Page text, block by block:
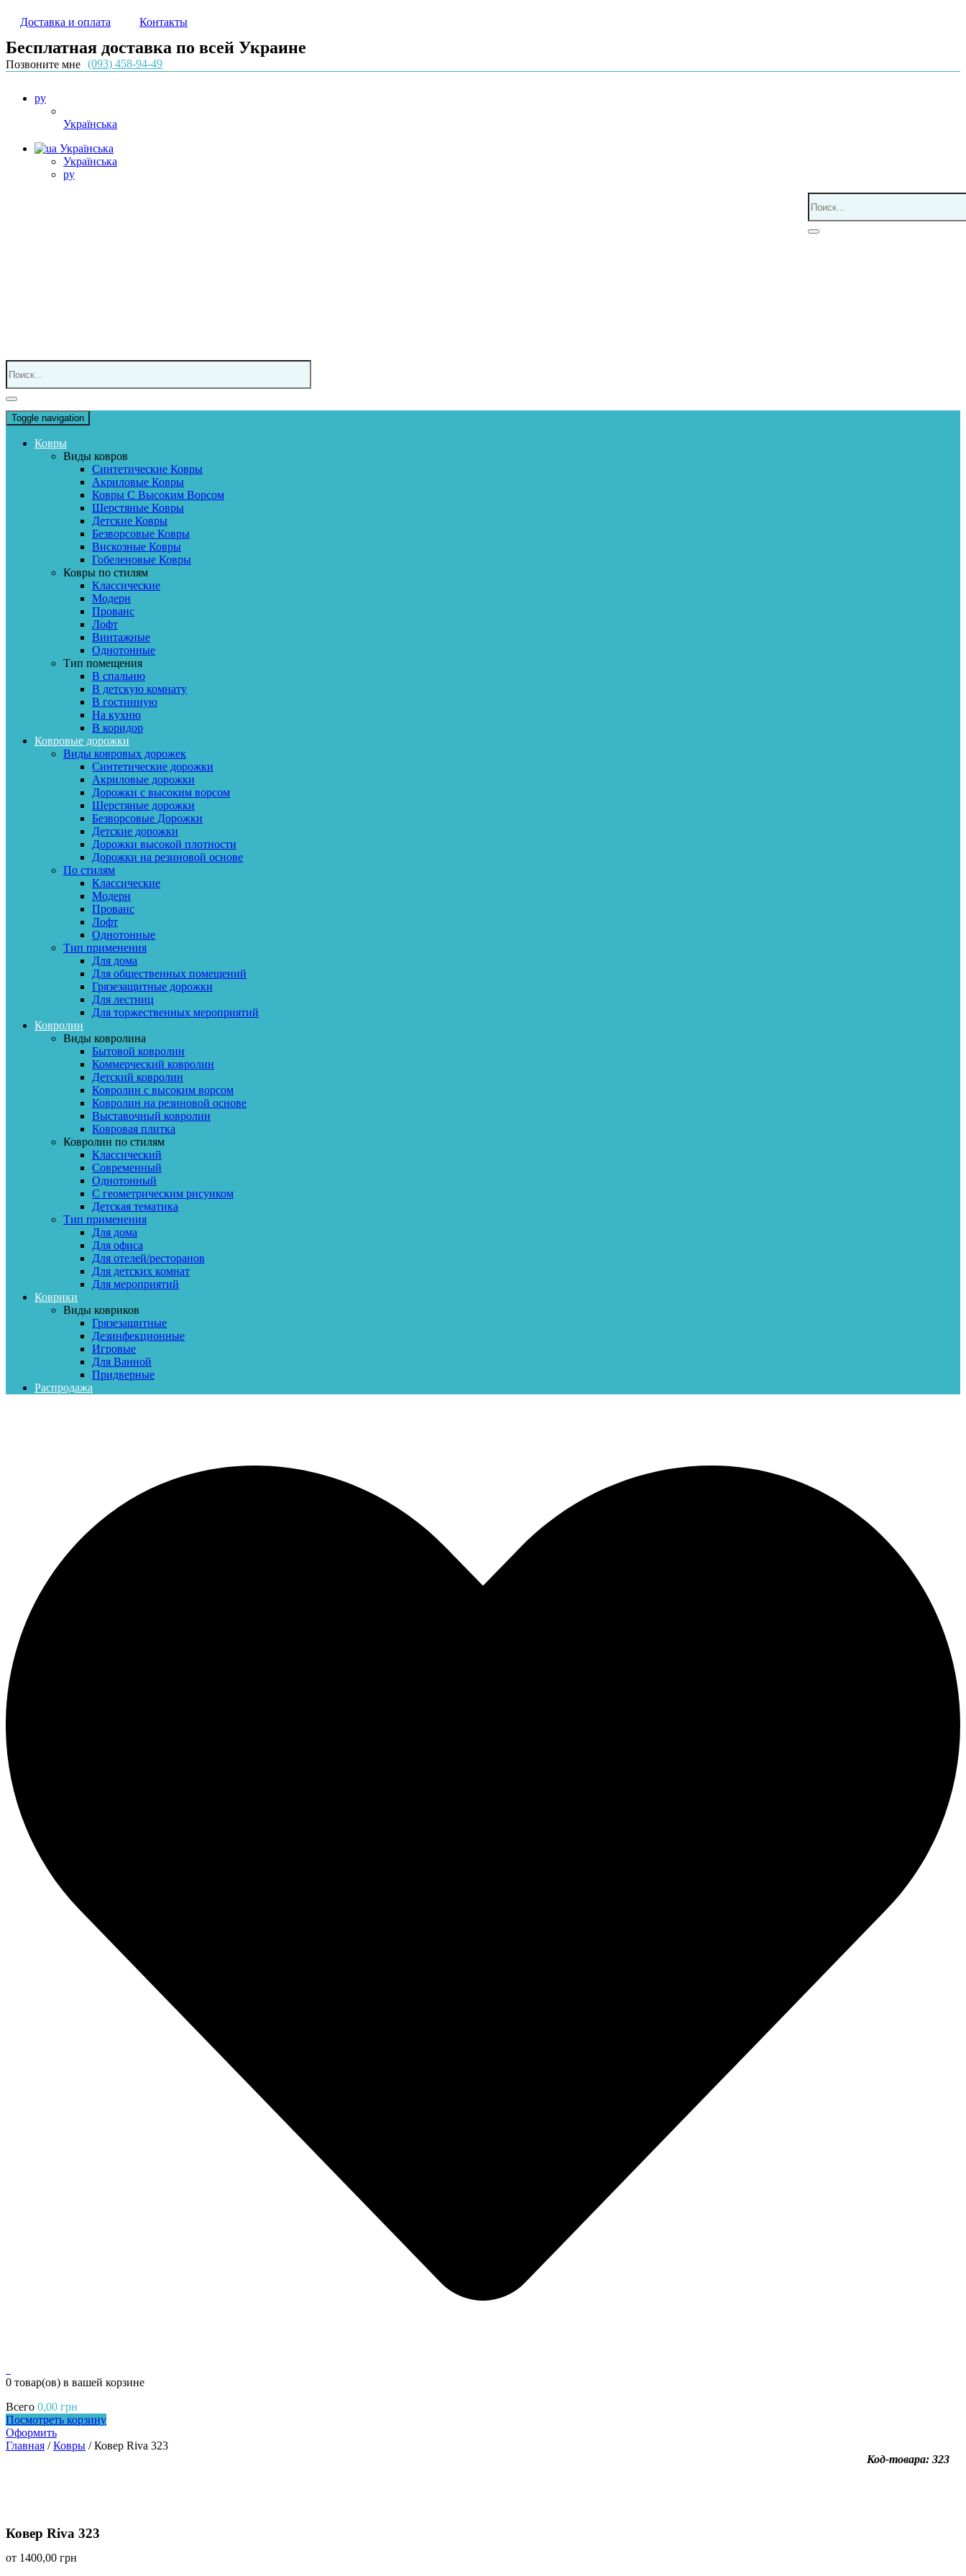
Доставка и оплата Контакты
Бесплатная доставка по всей Украине
Позвоните мне (093) 458-94-49
ру
Українська
Українська
Українська
ру
Toggle navigation
Ковры
Виды ковров
Синтетические Ковры
Акриловые Ковры
Ковры С Высоким Ворсом
Шерстяные Ковры
Детские Ковры
Безворсовые Ковры
Вискозные Ковры
Гобеленовые Ковры
Ковры по стилям
Классические
Модерн
Прованс
Лофт
Винтажные
Однотонные
Тип помещения
В спальню
В детскую комнату
В гостинную
На кухню
В коридор
Ковровые дорожки
Виды ковровых дорожек
Синтетические дорожки
Акриловые дорожки
Дорожки с высоким ворсом
Шерстяные дорожки
Безворсовые Дорожки
Детские дорожки
Дорожки высокой плотности
Дорожки на резиновой основе
По стилям
Классические
Модерн
Прованс
Лофт
Однотонные
Тип применения
Для дома
Для общественных помещений
Грязезащитные дорожки
Для лестниц
Для торжественных мероприятий
Ковролин
Виды ковролина
Бытовой ковролин
Коммерческий ковролин
Детский ковролин
Ковролин с высоким ворсом
Ковролин на резиновой основе
Выставочный ковролин
Ковровая плитка
Ковролин по стилям
Классический
Современный
Однотонный
С геометрическим рисунком
Детская тематика
Тип применения
Для дома
Для офиса
Для отелей/ресторанов
Для детских комнат
Для мероприятий
Коврики
Виды ковриков
Грязезащитные
Дезинфекционные
Игровые
Для Ванной
Придверные
Распродажа
0 товар(ов) в вашей корзине
Всего 0,00 грн
Посмотреть корзину
Оформить
Главная /Ковры / Ковер Riva 323
Код-товара: 323
Ковер Riva 323
от 1400,00 грн